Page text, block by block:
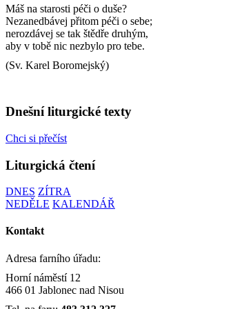
Máš na starosti péči o duše?
Nezanedbávej přitom péči o sebe;
nerozdávej se tak štědře druhým,
aby v tobě nic nezbylo pro tebe.
(Sv. Karel Boromejský)
Dnešní liturgické texty
Chci si přečíst
Liturgická čtení
DNES ZÍTRA
NEDĚLE KALENDÁŘ
Kontakt
Adresa farního úřadu:
Horní náměstí 12
466 01 Jablonec nad Nisou